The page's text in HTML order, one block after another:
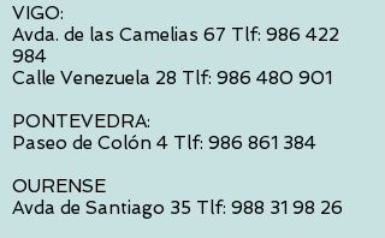
VIGO:
Avda. de las Camelias 67 Tlf: 986 422
984
Calle Venezuela 28 Tlf: 986 480 901
PONTEVEDRA:
Paseo de Colón 4 Tlf: 986 861 384
OURENSE
Avda de Santiago 35 Tlf: 988 31 98 26